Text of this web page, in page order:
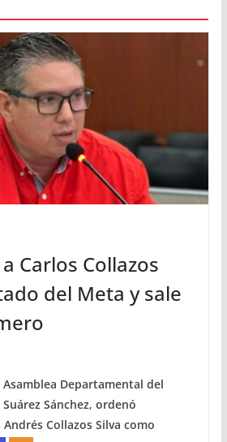
Carlos Collazos
del Meta y sale
Departamental del
Sánchez, ordenó
Collazos Silva como